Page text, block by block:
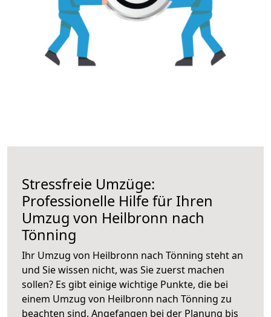
Stressfreie Umzüge:
Professionelle Hilfe für Ihren
Umzug von Heilbronn nach
Tönning
Ihr Umzug von Heilbronn nach Tönning steht an
und Sie wissen nicht, was Sie zuerst machen
sollen? Es gibt einige wichtige Punkte, die bei
einem Umzug von Heilbronn nach Tönning zu
beachten sind. Angefangen bei der Planung bis